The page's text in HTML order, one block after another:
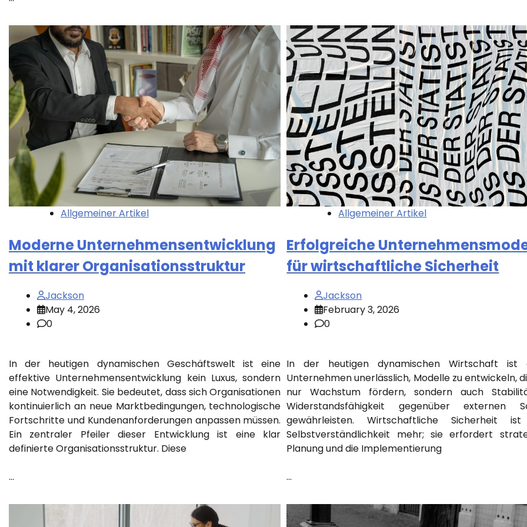
Allgemeiner Artikel
Moderne Unternehmensentwicklung
mit klarer Organisationsstruktur
Jackson
May 4, 2026
0
In der heutigen dynamischen Geschäftswelt ist eine
effektive Unternehmensentwicklung kein Luxus, sondern
eine Notwendigkeit. Sie bedeutet, dass sich Organisationen
kontinuierlich an neue Marktbedingungen, technologische
Fortschritte und Kundenanforderungen anpassen müssen.
Ein zentraler Pfeiler dieser Entwicklung ist eine klar
definierte Organisationsstruktur. Diese
…
Allgemeiner Artikel
Erfolgreiche
für wirtschaftliche Sicherheit
Jackson
February 3, 2026
0
In der heutigen dynamischen Wirtschaft ist
Unternehmen unerlässlich, Modelle zu entwickeln,
nur Wachstum fördern, sondern auch
Widerstandsfähigkeit gegenüber externen
gewährleisten. Wirtschaftliche Sicherheit
Selbstverständlichkeit mehr; sie erfordert
Planung und die Implementierung
…